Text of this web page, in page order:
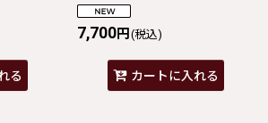
る
7,700円 (税込)
カートに入れる